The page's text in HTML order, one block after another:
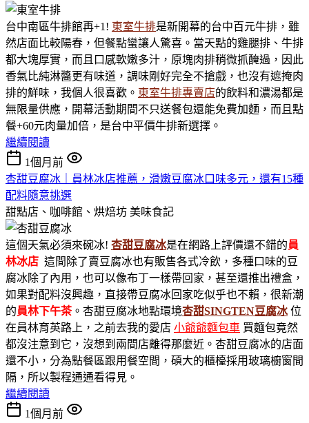
台中南區牛排館再+1! 東室牛排是新開幕的台中百元牛排，雖
然店面比較陽春，但餐點蠻讓人驚喜。當天點的雞腿排、牛排
都大塊厚實，而且口感軟嫩多汁，原塊肉排稍微抓醃過，因此
香氣比純淋醬更有味道，調味剛好完全不搶戲，也沒有遮掩肉
排的鮮味，我個人很喜歡。 東室牛排專賣店的飲料和濃湯都是
無限量供應，開幕活動期間不只送餐包還能免費加麵，而且點
餐+60元肉量加倍，是台中平價牛排新選擇。
繼續閱讀
1個月前
杏甜豆腐冰｜員林冰店推薦，滑嫩豆腐冰口味多元，還有15種
配料隨意挑選
甜點店、咖啡館、烘焙坊 美味食記
這個天氣必須來碗冰! 杏甜豆腐冰是在網路上評價還不錯的員
林冰店 這間除了賣豆腐冰也有販售各式冷飲，多種口味的豆
腐冰除了內用，也可以像布丁一樣帶回家，甚至還推出禮盒，
如果對配料沒興趣，直接帶豆腐冰回家吃似乎也不賴，很新潮
的員林下午茶。杏甜豆腐冰地點環境杏甜SINGTEN豆腐冰 位
在員林育英路上，之前去我的愛店 小爺爺麵包車 買麵包竟然
都沒注意到它，沒想到兩間店離得那麼近。杏甜豆腐冰的店面
還不小，分為點餐區跟用餐空間，碩大的櫃檯採用玻璃櫥窗間
隔，所以製程通通看得見。
繼續閱讀
1個月前